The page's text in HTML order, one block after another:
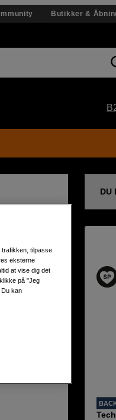
Butikker &
Small
DU
trafikken, tilpasse
eksterne
at vise dig det
på "Jeg
kan